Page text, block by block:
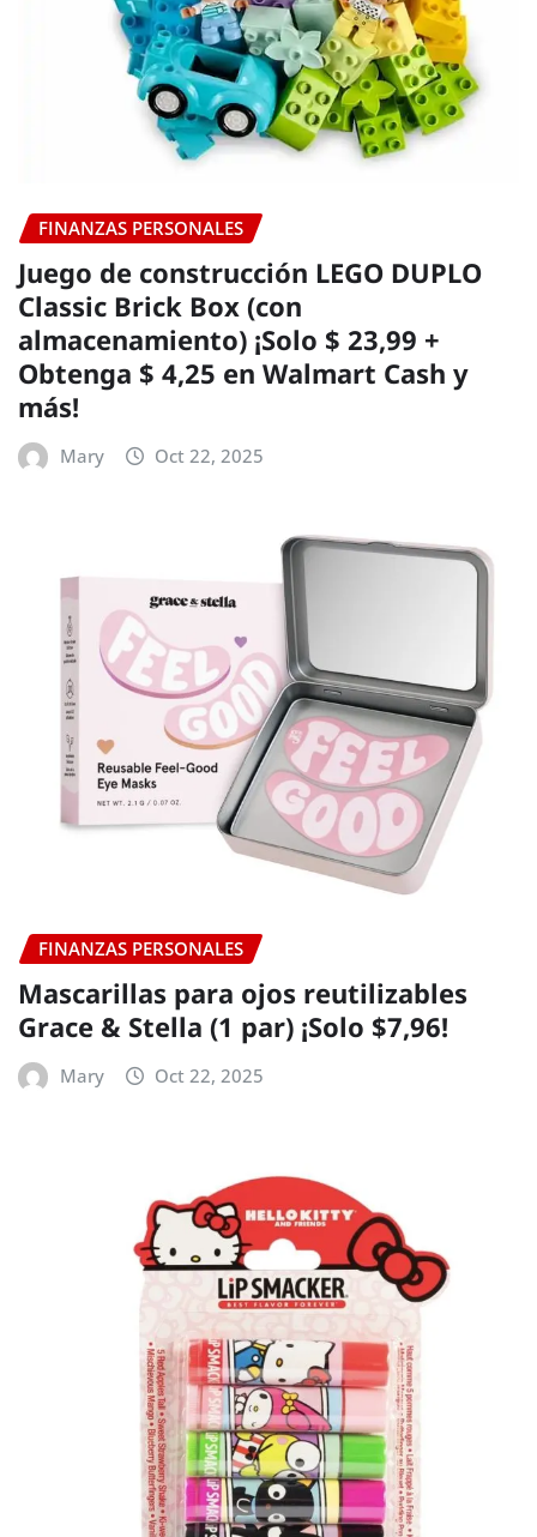
FINANZAS PERSONALES
Juego de construcción LEGO DUPLO
Classic Brick Box (con
almacenamiento) ¡Solo $ 23,99 +
Obtenga $ 4,25 en Walmart Cash y
más!
Mary Oct 22, 2025
FINANZAS PERSONALES
Mascarillas para ojos reutilizables
Grace & Stella (1 par) ¡Solo $7,96!
Mary Oct 22, 2025